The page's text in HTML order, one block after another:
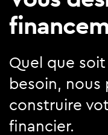
Quel que
besoin, nous
construire
financier.